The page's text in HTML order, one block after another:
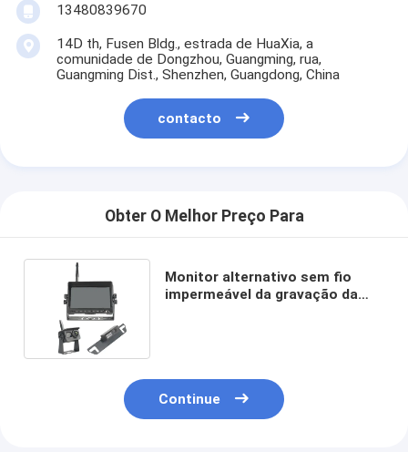
13480839670
14D th, Fusen Bldg., estrada de HuaXia, a
comunidade de Dongzhou, Guangming, rua,
Guangming Dist., Shenzhen, Guangdong, China
contacto
Obter O Melhor Preço Para
Monitor alternativo sem fio
impermeável da gravação da
Continue